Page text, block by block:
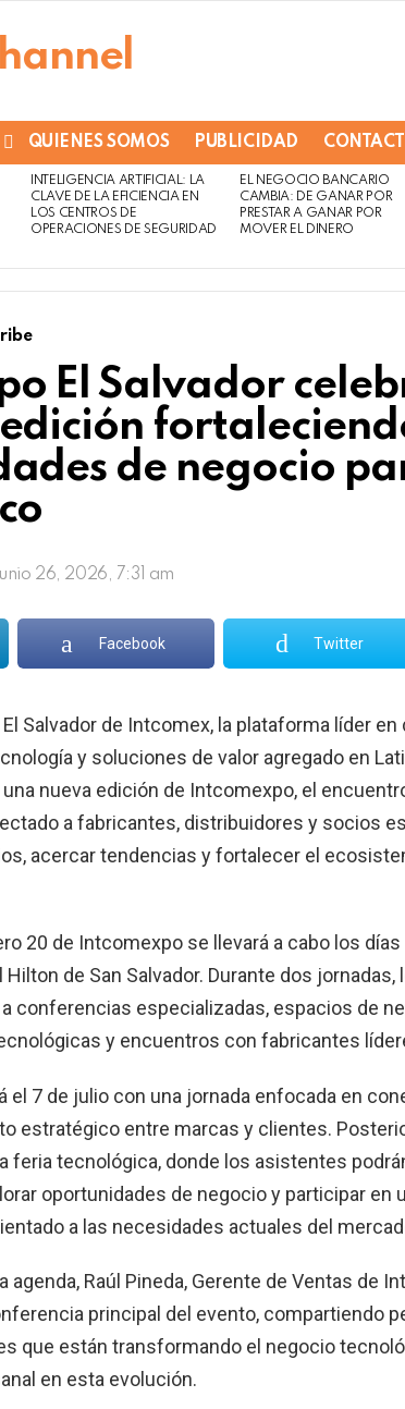
QUIENES SOMOS PUBLICIDAD
INTELIGENCIA ARTIFICIAL: LA
CLAVE DE LA EFICIENCIA EN
LOS CENTROS DE
OPERACIONES DE SEGURIDAD
EL NEGOCIO BANCARIO
CAMBIA: DE GANAR POR
PRESTAR A GANAR POR
MOVER EL DINERO
El Salvador
de negocio
26, 2026, 7:31 am
Facebook Twitter
Salvador de Intcomex, la plataforma líder
y soluciones de valor agregado en
una nueva edición de Intcomexpo, el
a fabricantes, distribuidores y socios
acercar tendencias y fortalecer el
20 de Intcomexpo se llevará a cabo los días
Hilton de San Salvador. Durante dos
conferencias especializadas, espacios de
y encuentros con fabricantes
el 7 de julio con una jornada enfocada en
estratégico entre marcas y clientes.
feria tecnológica, donde los asistentes
oportunidades de negocio y participar en
a las necesidades actuales del
agenda, Raúl Pineda, Gerente de Ventas de
principal del evento, compartiendo
que están transformando el negocio
en esta evolución.